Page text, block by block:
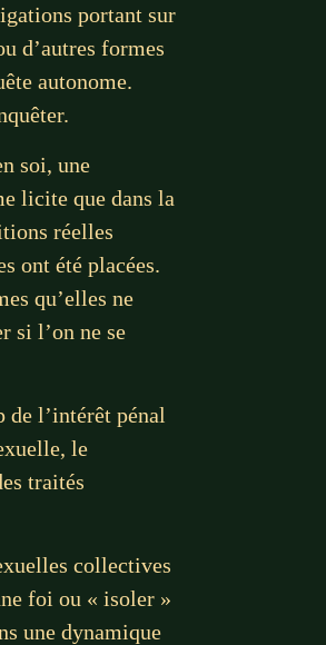
portant sur
d’autres formes
autonome.
soi, une
licite que dans la
réelles
ont été placées.
qu’elles ne
si l’on ne se
l’intérêt pénal
le
traités
collectives
foi ou « isoler »
une dynamique